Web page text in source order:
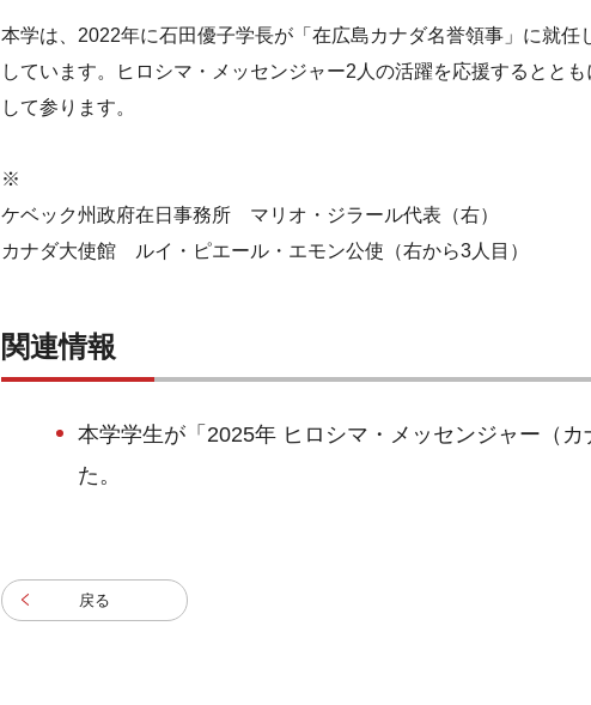
本学は、2022年に石田優子学長が「在広島カナダ名誉領事」に就
しています。ヒロシマ・メッセンジャー2人の活躍を応援するとと
して参ります。
※
ケベック州政府在日事務所 マリオ・ジラール代表（右）
カナダ大使館 ルイ・ピエール・エモン公使（右から3人目）
関連情報
本学学生が「2025年 ヒロシマ・メッセンジャー（
た。
戻る